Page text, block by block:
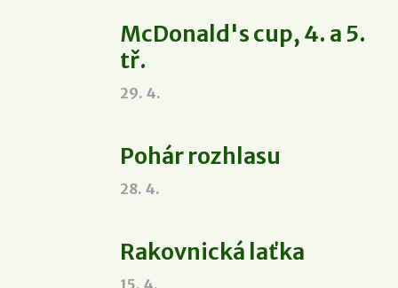
McDonald's cup, 4. a 5.
tř.
29. 4.
Pohár rozhlasu
28. 4.
Rakovnická laťka